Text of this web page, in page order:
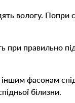
вологу. Попри
при правильно
фасонам
білизни.